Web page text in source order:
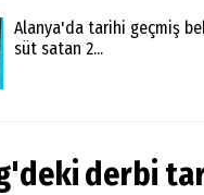
Alanya'da tarihi geçmiş
süt satan 2...
derbi